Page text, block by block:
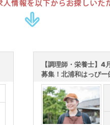
【調理師・栄養士】4
募集！北浦和はっぴー